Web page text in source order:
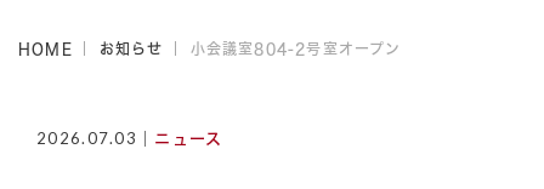
HOME お知らせ 小会議室804-2号室オープン
2026.07.03 ニュース